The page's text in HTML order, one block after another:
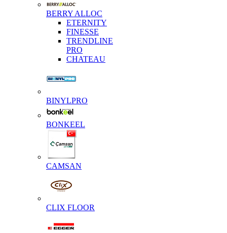
BERRY ALLOC
ETERNITY
FINESSE
TRENDLINE
PRO
CHATEAU
BINYLPRO
BONKEEL
CAMSAN
CLIX FLOOR